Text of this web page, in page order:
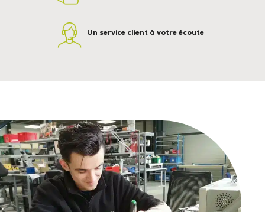
Un service client à votre écoute